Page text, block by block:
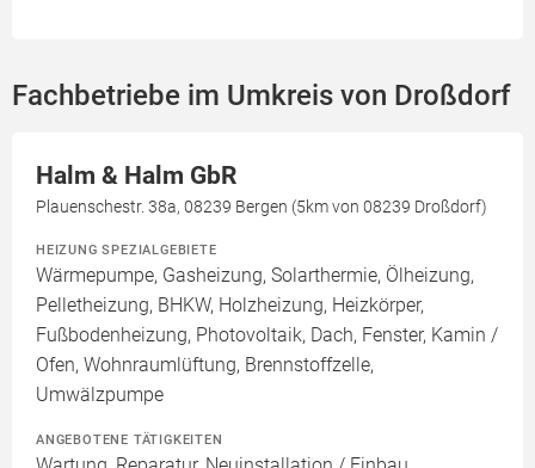
Fachbetriebe im Umkreis von Droßdorf
Halm & Halm GbR
Plauenschestr. 38a, 08239 Bergen (5km von 08239 Droßdorf)
HEIZUNG SPEZIALGEBIETE
Wärmepumpe, Gasheizung, Solarthermie, Ölheizung,
Pelletheizung, BHKW, Holzheizung, Heizkörper,
Fußbodenheizung, Photovoltaik, Dach, Fenster, Kamin /
Ofen, Wohnraumlüftung, Brennstoffzelle,
Umwälzpumpe
ANGEBOTENE TÄTIGKEITEN